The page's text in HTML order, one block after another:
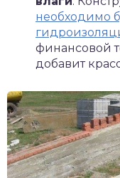
необходимо
финансовой
добавит